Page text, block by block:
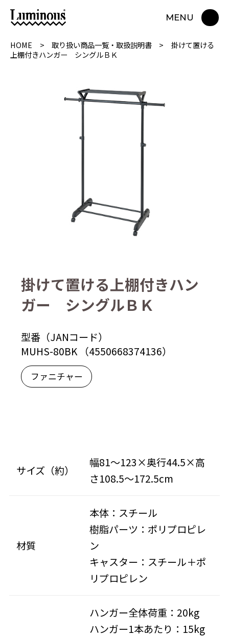
MENU
HOME 取り扱い商品一覧・取扱説明書
掛けて置ける
上棚付きハンガー シングルＢＫ
掛けて置ける上棚付きハン
ガー シングルＢＫ
型番（JANコード）
MUHS-80BK （4550668374136）
ファニチャー
サイズ（約）
幅81～123×奥行44.5×高
さ108.5～172.5cm
材質
本体：スチール
樹脂パーツ：ポリプロピレ
ン
キャスター：スチール＋ポ
リプロピレン
ハンガー全体荷重：20kg
ハンガー1本あたり：15kg